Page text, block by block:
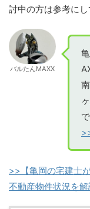
討中の方は参考にし
バルたんMAXX
>>【亀岡の宅建士
不動産物件状況を